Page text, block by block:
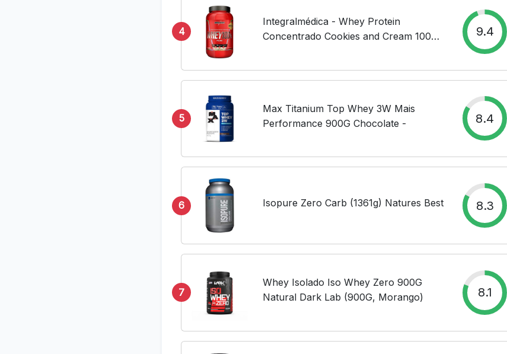
4
Integralmédica - Whey Protein
Concentrado Cookies and Cream 100%
Fórmula Enriquecida...
9.4
5
Max Titanium Top Whey 3W Mais
Performance 900G Chocolate -
8.4
6 Isopure Zero Carb (1361g) Natures Best 8.3
7
Whey Isolado Iso Whey Zero 900G
Natural Dark Lab (900G, Morango)
8.1